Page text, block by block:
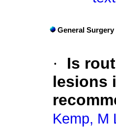
General Surgery
·
Is
lesions
Kemp, M